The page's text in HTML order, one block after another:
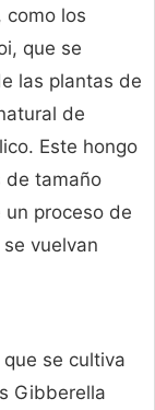
como los
que se
las plantas de
de
Este hongo
de tamaño
proceso de
vuelvan
se cultiva
Gibberella